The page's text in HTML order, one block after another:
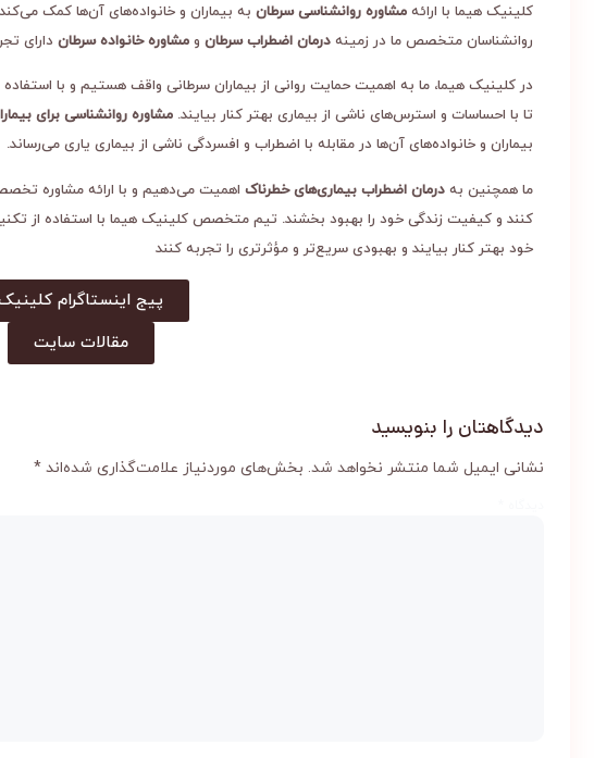
کلینیک هیما با ارائه مشاوره روانشناسی سرطان به بیماران و خانواده‌های آن‌ها کمک
روانشناسان متخصص ما در زمینه درمان اضطراب سرطان و مشاوره خانواده سرطان دارای
در کلینیک هیما، ما به اهمیت حمایت روانی از بیماران سرطانی واقف هستیم و با
تا با احساسات و استرس‌های ناشی از بیماری بهتر کنار بیایند. مشاوره روانشناسی برای
بیماران و خانواده‌های آن‌ها در مقابله با اضطراب و افسردگی ناشی از بیماری یاری می‌رساند.
ما همچنین به درمان اضطراب بیماری‌های خطرناک اهمیت می‌دهیم و با ارائه مشاوره
کنند و کیفیت زندگی خود را بهبود بخشند. تیم متخصص کلینیک هیما با استفاده از
خود بهتر کنار بیایند و بهبودی سریع‌تر و مؤثرتری را تجربه کنند
پیج اینستاگرام
مقالات سایت
دیدگاهتان را بنویسید
نشانی ایمیل شما منتشر نخواهد شد. بخش‌های موردنیاز علامت‌گذاری شده‌اند *